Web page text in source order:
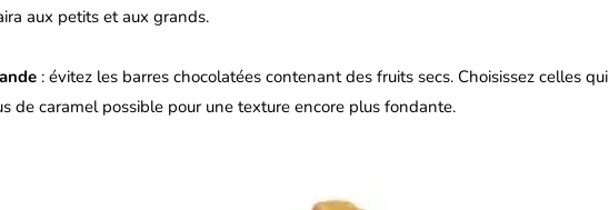
aux petits et aux grands.
: évitez les barres chocolatées contenant des fruits secs. Choisissez celles qui
de caramel possible pour une texture encore plus fondante.